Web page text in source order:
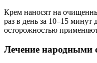
Крем наносят на
раз в день за 10–15 минут
осторожностью
Лечение народными